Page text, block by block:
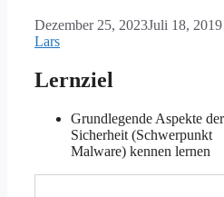
Dezember 25, 2023Juli 18, 2019
Lars
Lernziel
Grundlegende Aspekte
Sicherheit (Schwerpunkt
Malware) kennen lernen